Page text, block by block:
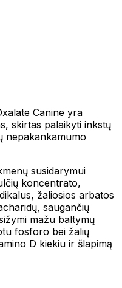
Canine yra
skirtas palaikyti inkstų
nepakankamumo
susidarymui
koncentrato,
žaliosios arbatos
saugančių
mažu baltymų
fosforo bei žalių
D kiekiu ir šlapimą